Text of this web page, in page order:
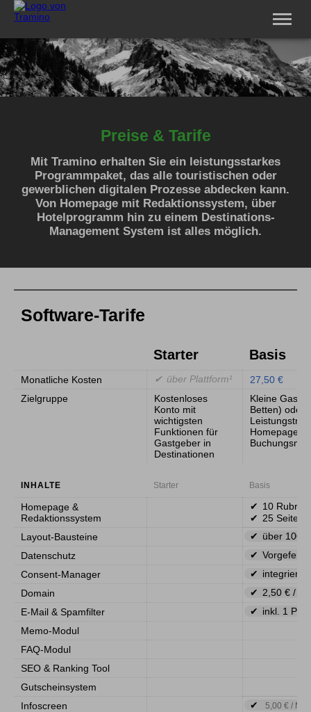
Software
Service
Vertriebspartner
Preise & Tarife
Mit Tramino erhalten Sie ein leistungsstarkes
Programmpaket, das alle touristischen oder
gewerblichen digitalen Prozesse abdecken kann.
Von Homepage mit Redaktionssystem, über
Hotelprogramm hin zu einem Destinations-
Management System ist alles möglich.
Software-Tarife
Starter Basis
Monatliche Kosten über Plattform¹
27,50 €
Zielgruppe
Kostenloses
Konto mit
wichtigsten
Funktionen für
Gastgeber in
Destinationen
Kleine
Betten) oder
Homepage
INHALTE Starter Basis
Homepage &
Redaktionssystem
10
25 Seiten
Layout-Bausteine
über 100
Datenschutz
Consent-Manager
Domain
2,50 € /
E-Mail & Spamfilter
inkl. 1
Memo-Modul
FAQ-Modul
SEO & Ranking Tool
Gutscheinsystem
Infoscreen
5,00 € /